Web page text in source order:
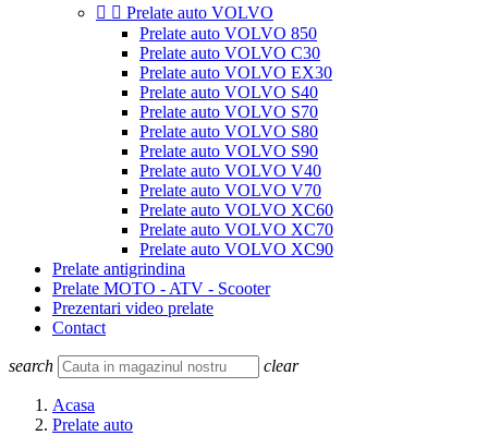
  Prelate auto VOLVO
Prelate auto VOLVO 850
Prelate auto VOLVO C30
Prelate auto VOLVO EX30
Prelate auto VOLVO S40
Prelate auto VOLVO S70
Prelate auto VOLVO S80
Prelate auto VOLVO S90
Prelate auto VOLVO V40
Prelate auto VOLVO V70
Prelate auto VOLVO XC60
Prelate auto VOLVO XC70
Prelate auto VOLVO XC90
Prelate antigrindina
Prelate MOTO - ATV - Scooter
Prezentari video prelate
Contact
search clear
Acasa
Prelate auto